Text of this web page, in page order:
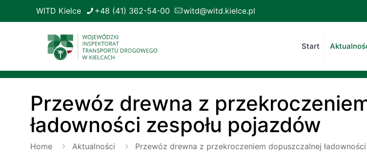
WITD Kielce +48 (41) 362-54-00 witd@witd.kielce.pl
Start
Przewóz drewna z
ładowności zespołu pojazdów
Home Aktualności Przewóz drewna z przekroczeniem dopuszczalnej